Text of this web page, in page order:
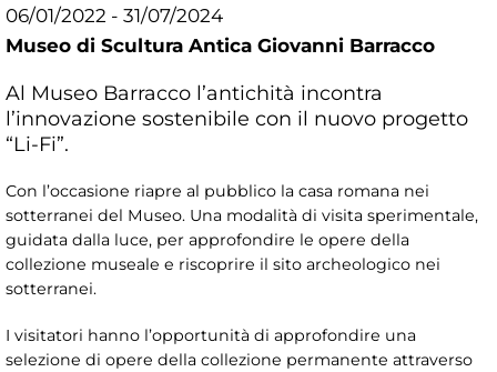
06/01/2022 - 31/07/2024
Museo di Scultura Antica Giovanni Barracco
Al Museo Barracco l’antichità incontra
l’innovazione sostenibile con il nuovo progetto
“Li-Fi”.
Con l’occasione riapre al pubblico la casa romana nei
sotterranei del Museo. Una modalità di visita sperimentale,
guidata dalla luce, per approfondire le opere della
collezione museale e riscoprire il sito archeologico nei
sotterranei.
I visitatori hanno l’opportunità di approfondire una
selezione di opere della collezione permanente attraverso